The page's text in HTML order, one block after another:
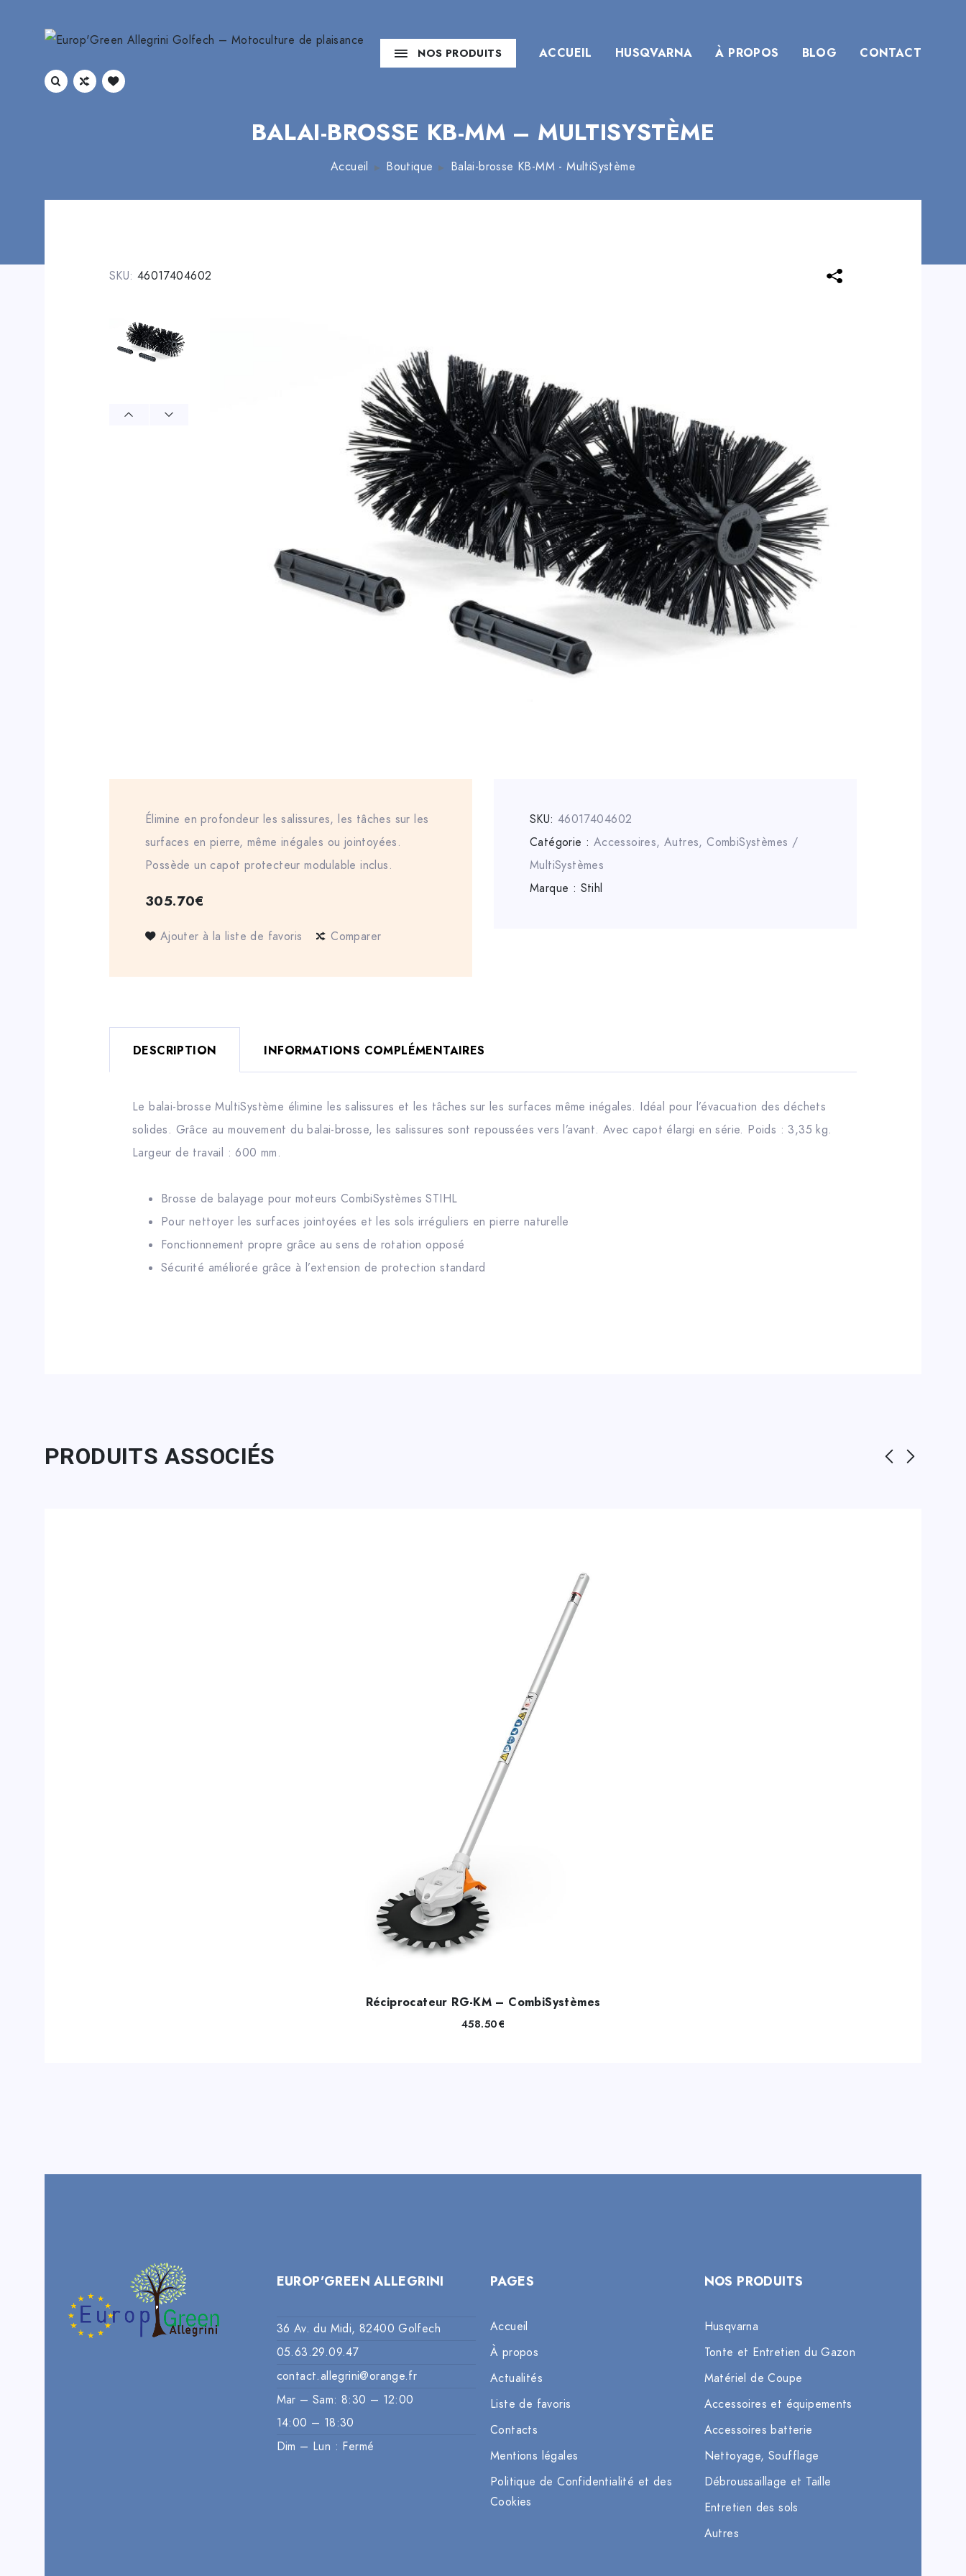
NOS PRODUITS ACCUEIL HUSQVARNA À PROPOS BLOG CONTACT
BALAI-BROSSE KB-MM – MULTISYSTÈME
Accueil Boutique Balai-brosse KB-MM - MultiSystème
SKU: 46017404602
Élimine en profondeur les salissures, les tâches sur les
surfaces en pierre, même inégales ou jointoyées.
Possède un capot protecteur modulable inclus.
305.70€
Ajouter à la liste de favoris Comparer
SKU: 46017404602
Catégorie : Accessoires,Autres,CombiSystèmes /
MultiSystèmes
Marque : Stihl
DESCRIPTION INFORMATIONS COMPLÉMENTAIRES
Le balai-brosse MultiSystème élimine les salissures et les tâches sur les surfaces même inégales. Idéal pour l’évacuation des déchets
solides. Grâce au mouvement du balai-brosse, les salissures sont repoussées vers l’avant. Avec capot élargi en série. Poids : 3,35 kg.
Largeur de travail : 600 mm.
Brosse de balayage pour moteurs CombiSystèmes STIHL
Pour nettoyer les surfaces jointoyées et les sols irréguliers en pierre naturelle
Fonctionnement propre grâce au sens de rotation opposé
Sécurité améliorée grâce à l’extension de protection standard
PRODUITS ASSOCIÉS
Réciprocateur RG-KM – CombiSystèmes
458.50€
EUROP’GREEN ALLEGRINI
36 Av. du Midi, 82400 Golfech
05.63.29.09.47
contact.allegrini@orange.fr
Mar – Sam: 8:30 – 12:00
14:00 – 18:30
Dim – Lun : Fermé
PAGES
Accueil
À propos
Actualités
Liste de favoris
Contacts
Mentions légales
Politique de Confidentialité et des
Cookies
NOS PRODUITS
Husqvarna
Tonte et Entretien du Gazon
Matériel de Coupe
Accessoires et équipements
Accessoires batterie
Nettoyage, Soufflage
Débroussaillage et Taille
Entretien des sols
Autres